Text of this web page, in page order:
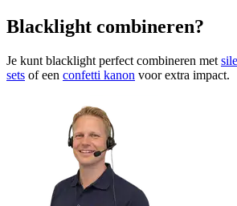
Blacklight combineren?
Je kunt blacklight perfect combineren met
sets of een confetti kanon voor extra impact.